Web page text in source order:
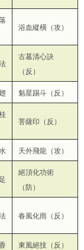
浴血縱橫（攻）
古墓清心訣
（反）
魁星踢斗（反）
菩薩印（反）
天外飛龍（攻）
絕頂化功術
（防）
春風化雨（反）
東風絕技（反）